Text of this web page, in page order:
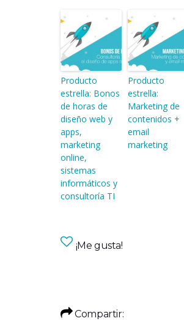
Producto
estrella: Bonos
de horas de
diseño web y
apps,
marketing
online,
sistemas
informáticos y
consultoría TI
Producto
estrella:
Marketing de
contenidos +
email
marketing
¡Me gusta!
Compartir: